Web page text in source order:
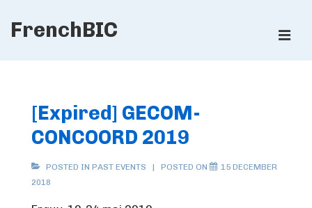
SkipFrenchBIC
[Expired] GECOM-
CONCOORD 2019
POSTED IN PAST EVENTS POSTED ON
15 DECEMBER
2018